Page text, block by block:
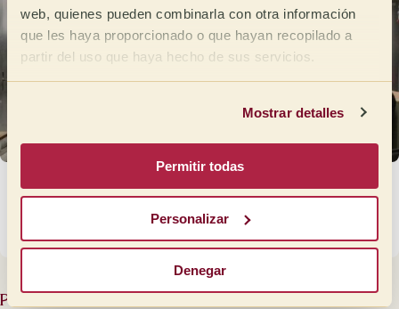
web, quienes pueden combinarla con otra información
que les haya proporcionado o que hayan recopilado a
partir del uso que haya hecho de sus servicios.
Mostrar detalles
Permitir todas
Personalizar
Denegar
Alemania celebra su Pre Open rumbo al Open
17 de marzo de 2026
Posts relacionados